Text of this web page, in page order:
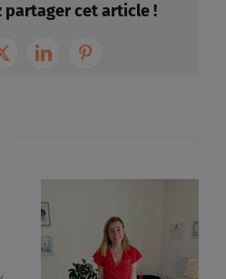
partager cet article !
X LinkedInPinterest